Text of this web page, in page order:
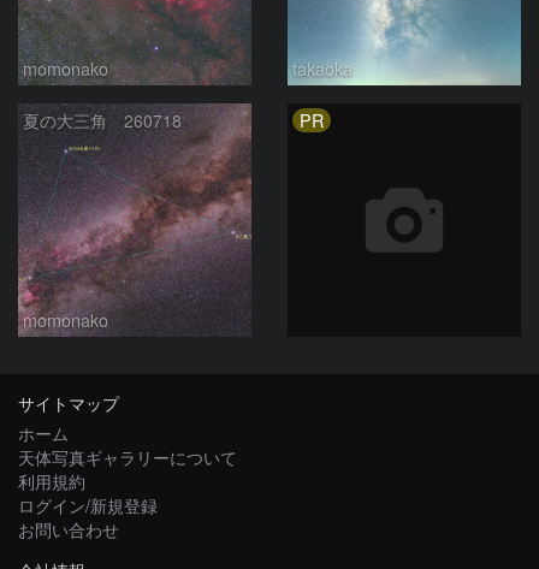
momonako takaoka
夏の大三角 260718
momonako
PR
サイトマップ
ホーム
天体写真ギャラリーについて
利用規約
ログイン/新規登録
お問い合わせ